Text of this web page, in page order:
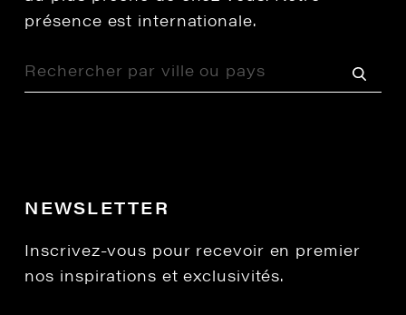
présence est internationale.
NEWSLETTER
Inscrivez-vous pour recevoir en premier
nos inspirations et exclusivités.